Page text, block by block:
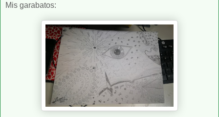
Mis garabatos: